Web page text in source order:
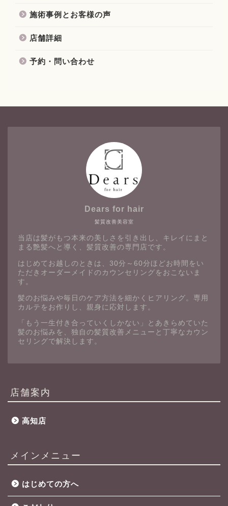
施術事例とお客様の声
店舗詳細
予約・問い合わせ
髪質改善美容室
Dears for hair
当店は髪がもつ本来の美しさを引き出し、キレイにまと
まる艶髪へと導く、髪質改善の専門店です。
はじめてお越しのときは、30分～60分ほどお時間をい
ただきオーダーメイドのカウンセリングをおこないま
す。
髪のお悩みや毎日のケア方法を細かくヒアリング。専用
カルテをお作りし、親身に応対します。
「もう一生付き合っていくしかない」とあきらめていた
髪のお悩みを、独自の髪質改善メニューと丁寧なカウン
セリングで解決します。
店舗案内
高知店
メインメニュー
はじめての方へ